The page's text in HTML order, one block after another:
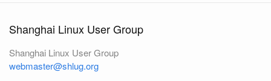
Shanghai Linux User Group
Shanghai Linux User Group
webmaster@shlug.org